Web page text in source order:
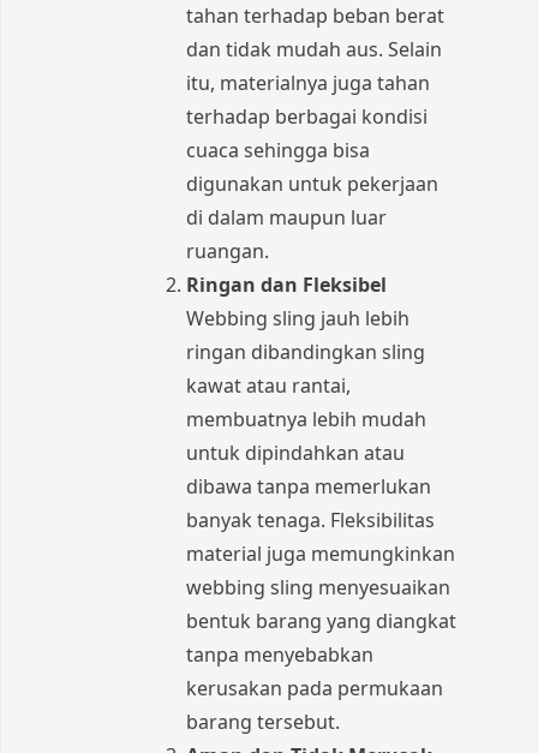
tahan terhadap beban berat
dan tidak mudah aus. Selain
itu, materialnya juga tahan
terhadap berbagai kondisi
cuaca sehingga bisa
digunakan untuk pekerjaan
di dalam maupun luar
ruangan.
Ringan dan Fleksibel
Webbing sling jauh lebih
ringan dibandingkan sling
kawat atau rantai,
membuatnya lebih mudah
untuk dipindahkan atau
dibawa tanpa memerlukan
banyak tenaga. Fleksibilitas
material juga memungkinkan
webbing sling menyesuaikan
bentuk barang yang diangkat
tanpa menyebabkan
kerusakan pada permukaan
barang tersebut.